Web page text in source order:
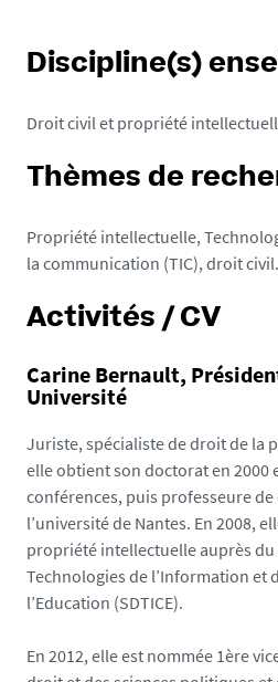
Discipline(s)
Droit civil et propriété
Thèmes de
Propriété intellectuelle,
la communication (TIC), droit civil.
Activités / CV
Carine Bernault,
Université
Juriste, spécialiste de droit de la
elle obtient son doctorat en 2000
conférences, puis professeure de
l’université de Nantes. En 2008,
propriété intellectuelle auprès du
Technologies de l’Information et
l’Education (SDTICE).
En 2012, elle est nommée 1ère